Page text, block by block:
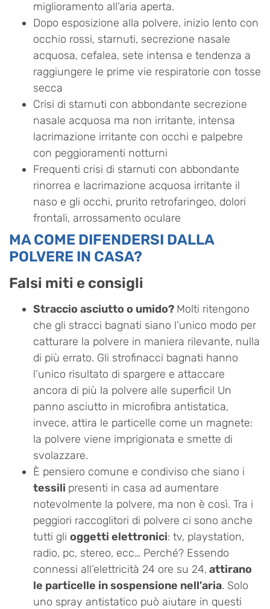
miglioramento all’aria aperta.
Dopo esposizione alla polvere, inizio lento con
occhio rossi, starnuti, secrezione nasale
acquosa, cefalea, sete intensa e tendenza a
raggiungere le prime vie respiratorie con tosse
secca
Crisi di starnuti con abbondante secrezione
nasale acquosa ma non irritante, intensa
lacrimazione irritante con occhi e palpebre
con peggioramenti notturni
Frequenti crisi di starnuti con abbondante
rinorrea e lacrimazione acquosa irritante il
naso e gli occhi, prurito retrofaringeo, dolori
frontali, arrossamento oculare
MA COME DIFENDERSI DALLA
POLVERE IN CASA?
Falsi miti e consigli
Straccio asciutto o umido? Molti ritengono
che gli stracci bagnati siano l’unico modo per
catturare la polvere in maniera rilevante, nulla
di più errato. Gli strofinacci bagnati hanno
l’unico risultato di spargere e attaccare
ancora di più la polvere alle superfici! Un
panno asciutto in microfibra antistatica,
invece, attira le particelle come un magnete:
la polvere viene imprigionata e smette di
svolazzare.
È pensiero comune e condiviso che siano i
tessili presenti in casa ad aumentare
notevolmente la polvere, ma non è così. Tra i
peggiori raccoglitori di polvere ci sono anche
tutti gli oggetti elettronici: tv, playstation,
radio, pc, stereo, ecc… Perché? Essendo
connessi all’elettricità 24 ore su 24, attirano
le particelle in sospensione nell’aria. Solo
uno spray antistatico può aiutare in questi